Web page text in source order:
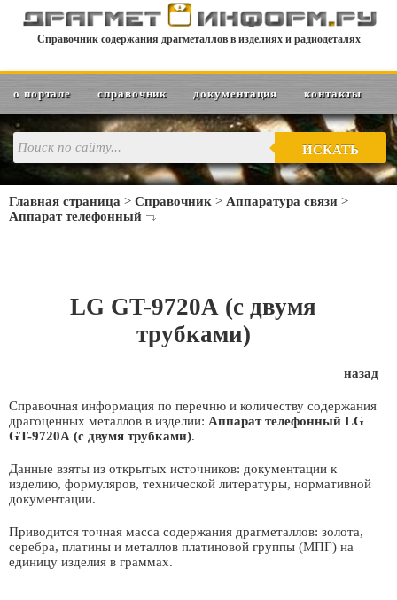
Справочник содержания драгметаллов в изделиях и радиодеталях
о портале справочник документация контакты
ИСКАТЬ
Главная страница > Справочник > Аппаратура связи >
Аппарат телефонный
LG GT-9720А (с двумя
трубками)
назад
Справочная информация по перечню и количеству содержания
драгоценных металлов в изделии: Аппарат телефонный LG
GT-9720А (с двумя трубками).
Данные взяты из открытых источников: документации к
изделию, формуляров, технической литературы, нормативной
документации.
Приводится точная масса содержания драгметаллов: золота,
серебра, платины и металлов платиновой группы (МПГ) на
единицу изделия в граммах.